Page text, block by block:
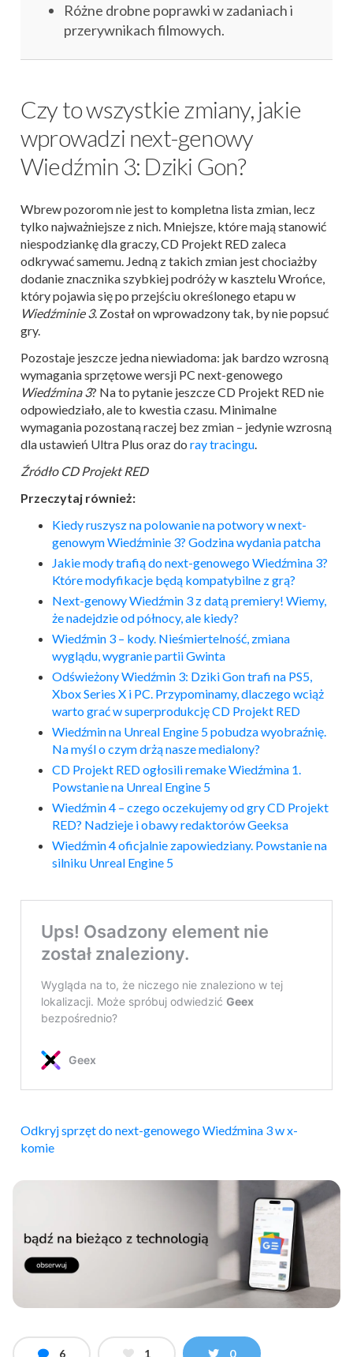
Różne drobne poprawki w zadaniach i
przerywnikach filmowych.
Czy to wszystkie zmiany, jakie
wprowadzi next-genowy
Wiedźmin 3: Dziki Gon?
Wbrew pozorom nie jest to kompletna lista zmian, lecz
tylko najważniejsze z nich. Mniejsze, które mają stanowić
niespodziankę dla graczy, CD Projekt RED zaleca
odkrywać samemu. Jedną z takich zmian jest chociażby
dodanie znacznika szybkiej podróży w kasztelu Wrońce,
który pojawia się po przejściu określonego etapu w
Wiedźminie 3. Został on wprowadzony tak, by nie popsuć
gry.
Pozostaje jeszcze jedna niewiadoma: jak bardzo wzrosną
wymagania sprzętowe wersji PC next-genowego
Wiedźmina 3? Na to pytanie jeszcze CD Projekt RED nie
odpowiedziało, ale to kwestia czasu. Minimalne
wymagania pozostaną raczej bez zmian – jedynie wzrosną
dla ustawień Ultra Plus oraz do ray tracingu
Źródło CD Projekt RED
Przeczytaj również:
Kiedy ruszysz na polowanie na potwory w next-
genowym Wiedźminie 3? Godzina wydania patcha
Jakie mody trafią do next-genowego Wiedźmina 3?
Które modyfikacje będą kompatybilne z grą?
Next-genowy Wiedźmin 3 z datą premiery! Wiemy,
że nadejdzie od północy, ale kiedy?
Wiedźmin 3 – kody. Nieśmiertelność, zmiana
wyglądu, wygranie partii Gwinta
Odświeżony Wiedźmin 3: Dziki Gon trafi na PS5,
Xbox Series X i PC. Przypominamy, dlaczego wciąż
warto grać w superprodukcję CD Projekt RED
Wiedźmin na Unreal Engine 5 pobudza wyobraźnię.
Na myśl o czym drżą nasze medialony?
CD Projekt RED ogłosili remake Wiedźmina 1.
Powstanie na Unreal Engine 5
Wiedźmin 4 – czego oczekujemy od gry CD Projekt
RED? Nadzieje i obawy redaktorów Geeksa
Wiedźmin 4 oficjalnie zapowiedziany. Powstanie na
silniku Unreal Engine 5
Odkryj sprzęt do next-genowego Wiedźmina 3 w x-
komie
6 1 0